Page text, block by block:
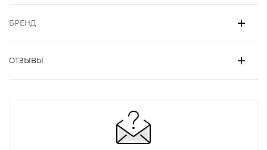
БРЕНД
ОТЗЫВЫ